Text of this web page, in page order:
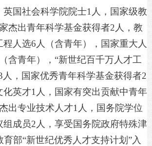
英国社会科学院院士1人，国家级教
杰出青年科学基金获得者2人，教
人选6人（含青年），国家重大人
含青年），“新世纪百千万人才工
人，国家优秀青年科学基金获得者2
化英才1人，国家有突出贡献中青年
出专业技术人才1人，国务院学位
组成员2人，享受国务院政府特殊津
育部“新世纪优秀人才支持计划”入